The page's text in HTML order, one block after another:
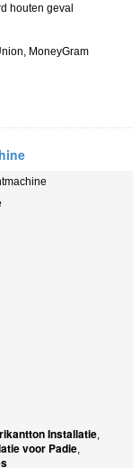
houten geval
MoneyGram
Installatie,
voor Padie,